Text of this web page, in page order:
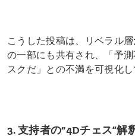
こうした投稿は、リベラル
の一部にも共有され、「予
スクだ」との不満を可視化し
3. 支持者の“4Dチェス”解